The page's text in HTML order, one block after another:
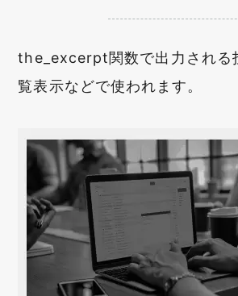
the_excerpt関数で出力される
覧表示などで使われます。